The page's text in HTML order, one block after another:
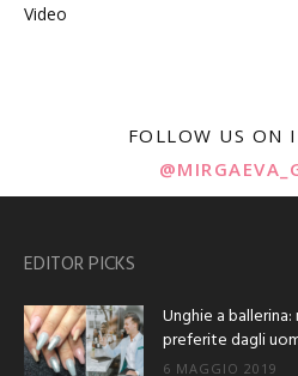
Video
FOLLOW US ON
EDITOR PICKS
Unghie a
preferite dagli
6 MAGGIO 2019